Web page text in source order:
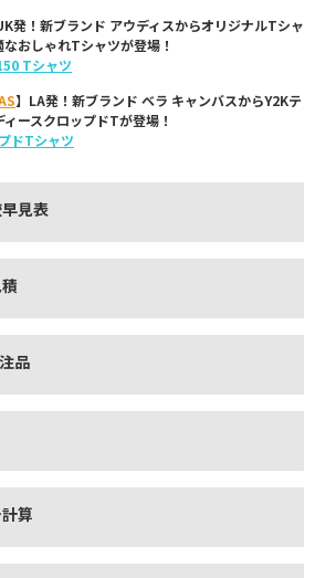
発！新ブランド アウディスからオリジナルTシャ
おしゃれTシャツが登場！
Tシャツ
】LA発！新ブランド ベラ キャンバスからY2Kテ
ースクロップドTが登場！
ドTシャツ
見表
品
算